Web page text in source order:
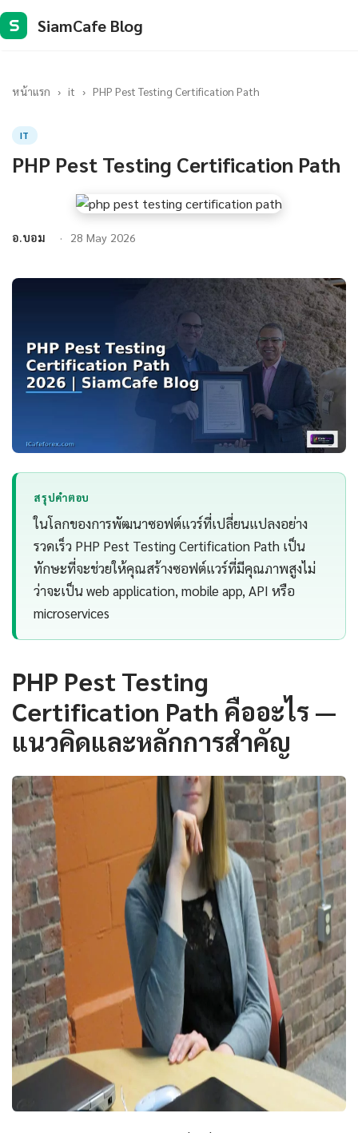
S SiamCafe Blog
หน้าแรก › it › PHP Pest Testing Certification Path
IT
PHP Pest Testing Certification Path
อ.บอม 28 May 2026
สรุปคำตอบ
ในโลกของการพัฒนาซอฟต์แวร์ที่เปลี่ยนแปลงอย่าง
รวดเร็ว PHP Pest Testing Certification Path เป็น
ทักษะที่จะช่วยให้คุณสร้างซอฟต์แวร์ที่มีคุณภาพสูงไม่
ว่าจะเป็น web application, mobile app, API หรือ
microservices
PHP Pest Testing
Certification Path คืออะไร —
แนวคิดและหลักการสำคัญ